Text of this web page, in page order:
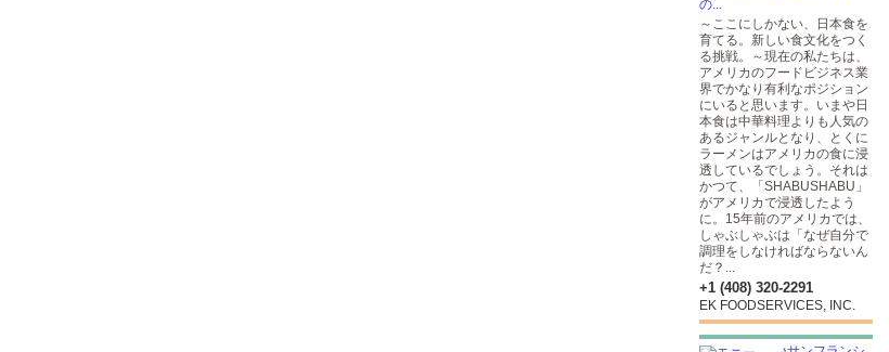
の...
～ここにしかない、日本食を
育てる。新しい食文化をつく
る挑戦。～現在の私たちは、
アメリカのフードビジネス業
界でかなり有利なポジション
にいると思います。いまや日
本食は中華料理よりも人気の
あるジャンルとなり、とくに
ラーメンはアメリカの食に浸
透しているでしょう。それは
かつて、「SHABUSHABU」
がアメリカで浸透したよう
に。15年前のアメリカでは、
しゃぶしゃぶは「なぜ自分で
調理をしなければならないん
だ？...
+1 (408) 320-2291
EK FOODSERVICES, INC.